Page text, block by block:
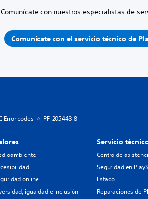
Comunícate con nuestros especialistas de
Comunícate con el servicio técnico de
Error codes PF-205443-8
online
igualdad e inclusión
Servicio
Centro de
Seguridad en
Estado
Reparaciones de